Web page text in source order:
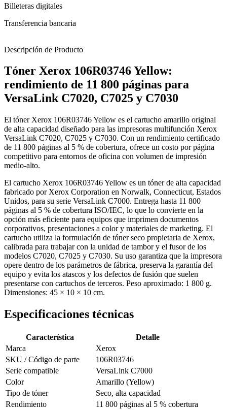
Billeteras digitales
Transferencia bancaria
Descripción de Producto
Tóner Xerox 106R03746 Yellow:
rendimiento de 11 800 páginas para
VersaLink C7020, C7025 y C7030
El tóner Xerox 106R03746 Yellow es el cartucho amarillo original
de alta capacidad diseñado para las impresoras multifunción Xerox
VersaLink C7020, C7025 y C7030. Con un rendimiento certificado
de 11 800 páginas al 5 % de cobertura, ofrece un costo por página
competitivo para entornos de oficina con volumen de impresión
medio-alto.
El cartucho Xerox 106R03746 Yellow es un tóner de alta capacidad
fabricado por Xerox Corporation en Norwalk, Connecticut, Estados
Unidos, para su serie VersaLink C7000. Entrega hasta 11 800
páginas al 5 % de cobertura ISO/IEC, lo que lo convierte en la
opción más eficiente para equipos que imprimen documentos
corporativos, presentaciones a color y materiales de marketing. El
cartucho utiliza la formulación de tóner seco propietaria de Xerox,
calibrada para trabajar con la unidad de tambor y el fusor de los
modelos C7020, C7025 y C7030. Su uso garantiza que la impresora
opere dentro de los parámetros de fábrica, preserva la garantía del
equipo y evita los atascos y los defectos de fusión que suelen
presentarse con cartuchos de terceros. Peso aproximado: 1 800 g.
Dimensiones: 45 × 10 × 10 cm.
Especificaciones técnicas
Característica
Detalle
Marca
Xerox
SKU / Código de parte
106R03746
Serie compatible
VersaLink C7000
Color
Amarillo (Yellow)
Tipo de tóner
Seco, alta capacidad
Rendimiento
11 800 páginas al 5 % cobertura